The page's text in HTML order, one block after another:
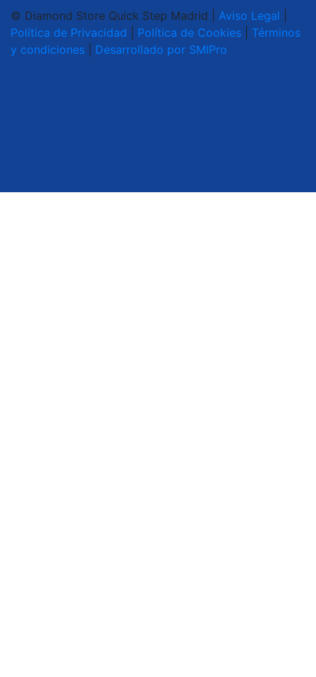
© Diamond Store Quick Step Madrid | Aviso Legal
Política de Privacidad
Política de Cookies
Términos
y condiciones
Desarrollado por SMIPro